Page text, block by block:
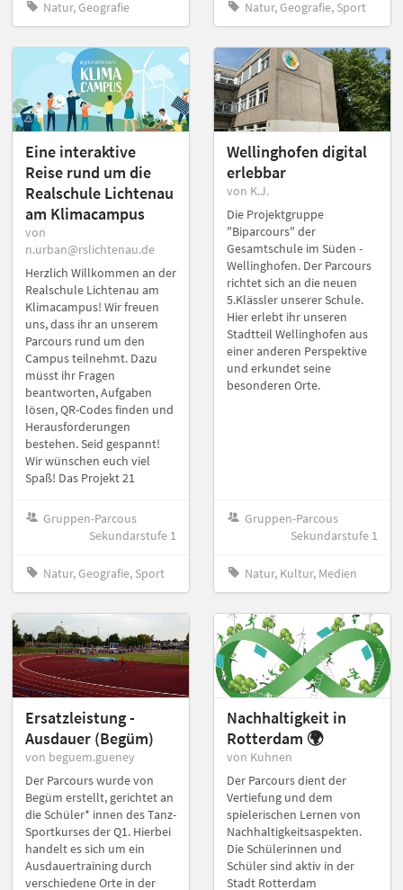
Natur, Geografie Natur, Geografie, Sport
Eine interaktive
Reise rund um die
Realschule Lichtenau
am Klimacampus
von
n.urban@rslichtenau.de
Herzlich Willkommen an der
Realschule Lichtenau am
Klimacampus! Wir freuen
uns, dass ihr an unserem
Parcours rund um den
Campus teilnehmt. Dazu
müsst ihr Fragen
beantworten, Aufgaben
lösen, QR-Codes finden und
Herausforderungen
bestehen. Seid gespannt!
Wir wünschen euch viel
Spaß! Das Projekt 21
Gruppen-Parcous
Sekundarstufe 1
Natur, Geografie, Sport
Wellinghofen digital
erlebbar
von K.J.
Die Projektgruppe
"Biparcours" der
Gesamtschule im Süden -
Wellinghofen. Der Parcours
richtet sich an die neuen
5.Klässler unserer Schule.
Hier erlebt ihr unseren
Stadtteil Wellinghofen aus
einer anderen Perspektive
und erkundet seine
besonderen Orte.
Gruppen-Parcous
Sekundarstufe 1
Natur, Kultur, Medien
Ersatzleistung -
Ausdauer (Begüm)
von beguem.gueney
Der Parcours wurde von
Begüm erstellt, gerichtet an
die Schüler* innen des Tanz-
Sportkurses der Q1. Hierbei
handelt es sich um ein
Ausdauertraining durch
verschiedene Orte in der
Nachhaltigkeit in
Rotterdam 🌍
von Kuhnen
Der Parcours dient der
Vertiefung und dem
spielerischen Lernen von
Nachhaltigkeitsaspekten.
Die Schülerinnen und
Schüler sind aktiv in der
Stadt Rotterdam